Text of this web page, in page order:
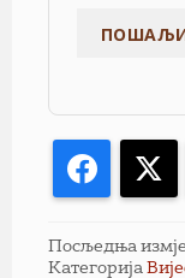
Посљедња
Категорија